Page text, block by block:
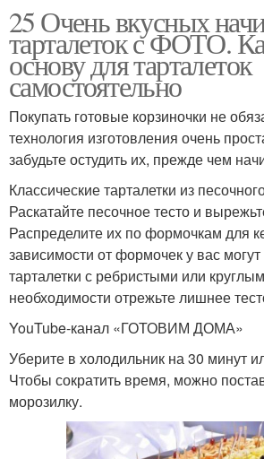
25 Очень вкусных
тарталеток с ФОТО.
основу для тарталеток
самостоятельно
Покупать готовые корзиночки не
технология изготовления очень
забудьте остудить их, прежде чем
Классические тарталетки из
Раскатайте песочное тесто и
Распределите их по формочкам для
зависимости от формочек у вас могут
тарталетки с ребристыми или
необходимости отрежьте лишнее
YouTube‑канал «ГОТОВИМ ДОМА»
Уберите в холодильник на 30 минут
Чтобы сократить время, можно
морозилку.